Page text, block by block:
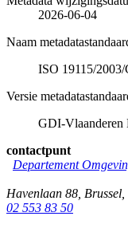
2026-06-04
Naam
ISO 19115/
Versie
GDI-Vlaanderen
contactpunt
Departement
Havenlaan 88 Brussel
02 553 83 50